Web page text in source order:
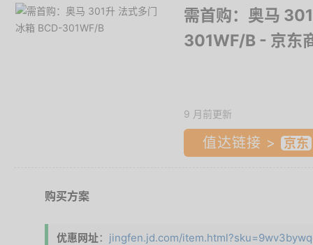
需首购：奥马
301WF/B - 京东
9 月前更新
值达链接 >
购买方案
优惠网址： jingfen.jd.com/